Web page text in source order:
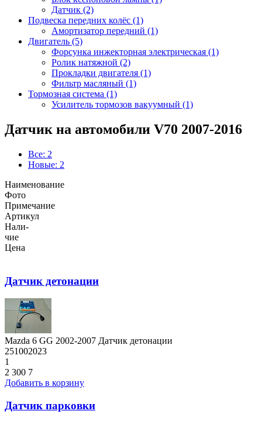
Датчик (2)
Подвеска передних колёс (1)
Амортизатор передний (1)
Двигатель (5)
Форсунка инжекторная электрическая (1)
Ролик натяжной (2)
Прокладки двигателя (1)
Фильтр масляный (1)
Тормозная система (1)
Усилитель тормозов вакуумный (1)
Датчик на автомобили V70 2007-2016
Все: 2
Новые: 2
Наименование
Фото
Примечание
Артикул
Нали-
чие
Цена
Датчик детонации
Mazda 6 GG 2002-2007 Датчик детонации
251002023
1
2 300 7
Добавить в корзину
Датчик парковки